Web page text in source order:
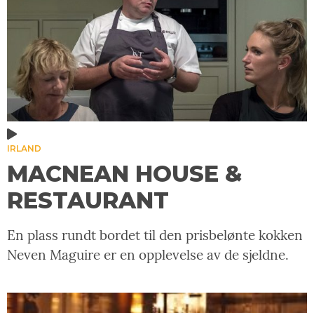
IRLAND
MACNEAN HOUSE &
RESTAURANT
En plass rundt bordet til den prisbelønte kokken
Neven Maguire er en opplevelse av de sjeldne.